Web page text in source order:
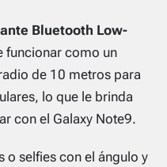
Bluetooth Low-
funcionar como un
de 10 metros para
lo que le brinda
con el Galaxy Note9.
o selfies con el ángulo y